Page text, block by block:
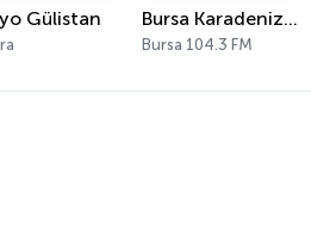
Gülistan Bursa Karadeniz FM
Bursa 104.3 FM